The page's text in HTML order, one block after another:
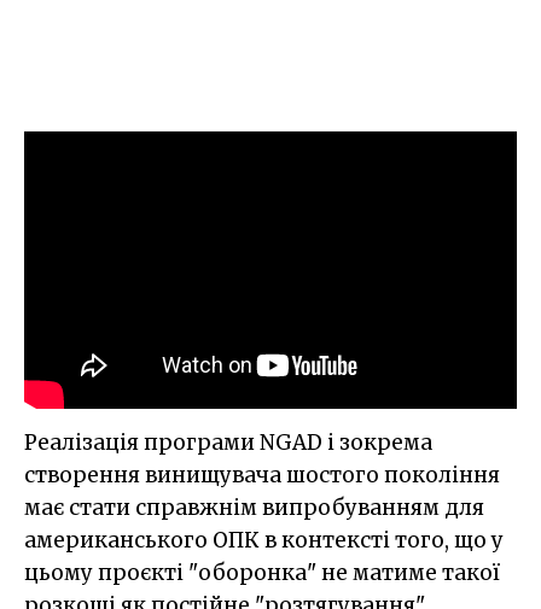
Реалізація програми NGAD і зокрема
створення винищувача шостого покоління
має стати справжнім випробуванням для
американського ОПК в контексті того, що у
цьому проєкті "оборонка" не матиме такої